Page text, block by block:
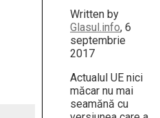
Written by
Glasul.info, 6
septembrie
2017
Actualul UE nici
măcar nu mai
seamănă cu